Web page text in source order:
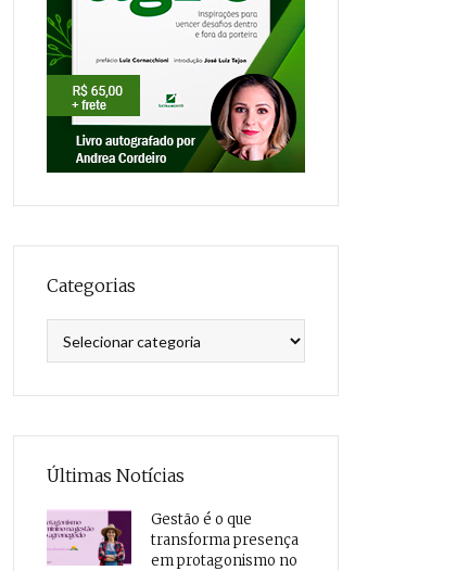
Categorias
Últimas Notícias
Gestão é o que
transforma presença
em protagonismo no